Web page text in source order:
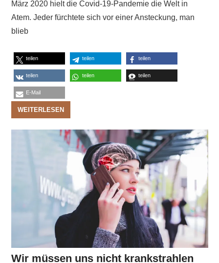
März 2020 hielt die Covid-19-Pandemie die Welt in
Atem. Jeder fürchtete sich vor einer Ansteckung, man
blieb
teilen teilen teilen
teilen teilen teilen
E-Mail
WEITERLESEN
Wir müssen uns nicht krankstrahlen